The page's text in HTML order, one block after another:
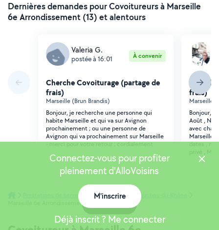
Dernières demandes pour Covoitureurs à Marseille
6e Arrondissement (13) et alentours
Valeria G.
postée à 16:01 À convenir
Cherche Covoiturage (partage de
frais)
Marseille (Brun Brandis)
Bonjour, je recherche une personne qui
habite Marseille et qui va sur Avignon
prochainement ; ou une personne de
Avignon qui va prochainement sur Marseille
- merci pour votre retour ; cordialement
frais)
Marseille
Bonjour,
Août ,
avec
Marseille ,
dates ,
Prestations de services Covoitureurs
Bouches-du-Rhône
Marseille 6e Arrondissement
Connectez-vous pour profiter
pleinement d'AlloVoisins
M'inscrire
Déjà inscrit ? Me connecter